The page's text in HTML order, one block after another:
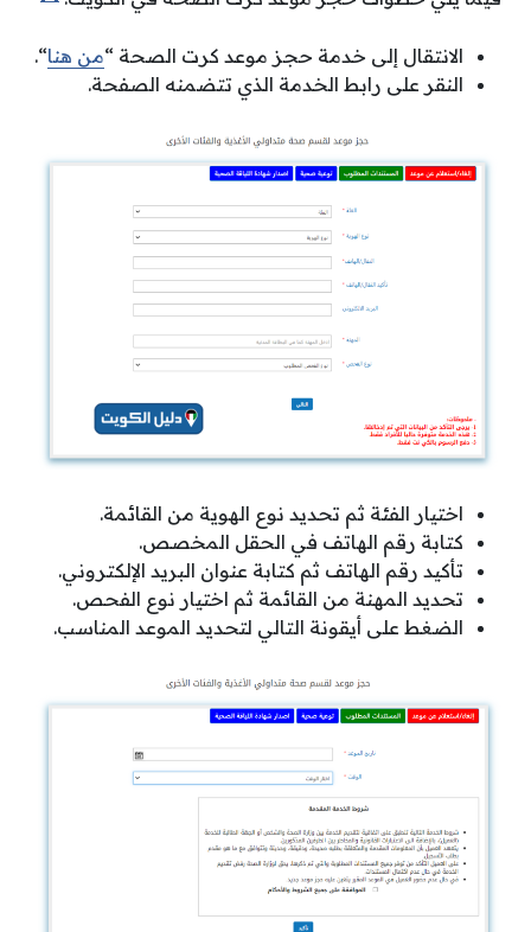
الانتقال إلى خدمة حجز موعد كرت الصحة “من هنا“.
النقر على رابط الخدمة الذي تتضمنه الصفحة.
اختيار الفئة ثم تحديد نوع الهوية من القائمة.
كتابة رقم الهاتف في الحقل المخصص.
تأكيد رقم الهاتف ثم كتابة عنوان البريد الإلكتروني.
تحديد المهنة من القائمة ثم اختيار نوع الفحص.
الضغط على أيقونة التالي لتحديد الموعد المناسب.